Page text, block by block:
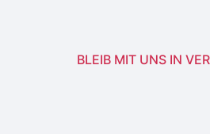
BLEIB MIT UNS IN